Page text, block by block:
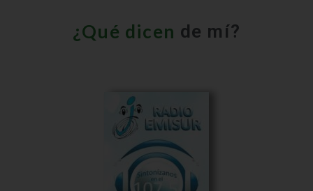
¿Qué dicen de mí?